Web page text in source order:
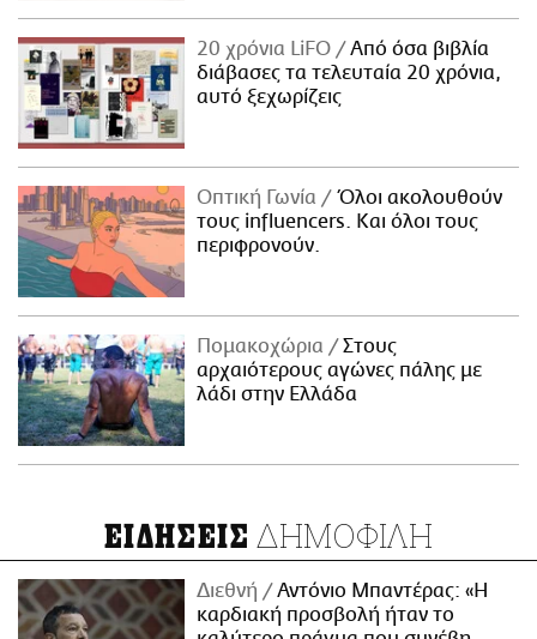
20 χρόνια LiFO
Από όσα βιβλία
διάβασες τα τελευταία 20 χρόνια,
αυτό ξεχωρίζεις
Οπτική Γωνία
Όλοι ακολουθούν
τους influencers. Και όλοι τους
περιφρονούν.
Πομακοχώρια
Στους
αρχαιότερους αγώνες πάλης με
λάδι στην Ελλάδα
ΕΙΔΗΣΕΙΣ ΔΗΜΟΦΙΛΗ
Διεθνή
Αντόνιο Μπαντέρας: «Η
καρδιακή προσβολή ήταν το